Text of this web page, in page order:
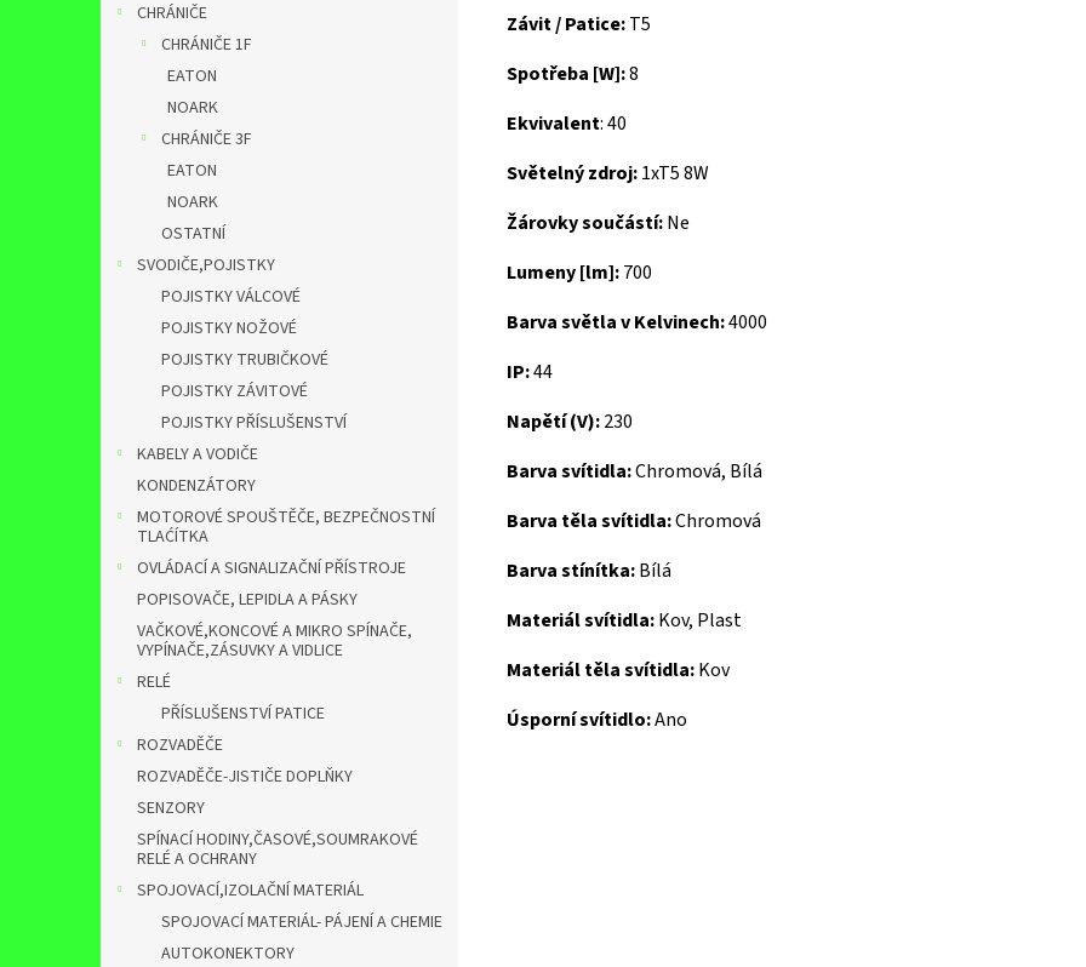
CHRÁNIČE
CHRÁNIČE 1F
EATON
NOARK
CHRÁNIČE 3F
EATON
NOARK
OSTATNÍ
SVODIČE,POJISTKY
POJISTKY VÁLCOVÉ
POJISTKY NOŽOVÉ
POJISTKY TRUBIČKOVÉ
POJISTKY ZÁVITOVÉ
POJISTKY PŘÍSLUŠENSTVÍ
KABELY A VODIČE
KONDENZÁTORY
MOTOROVÉ SPOUŠTĚČE, BEZPEČNOSTNÍ
TLAĆÍTKA
OVLÁDACÍ A SIGNALIZAČNÍ PŘÍSTROJE
POPISOVAČE, LEPIDLA A PÁSKY
VAČKOVÉ,KONCOVÉ A MIKRO SPÍNAČE,
VYPÍNAČE,ZÁSUVKY A VIDLICE
RELÉ
PŘÍSLUŠENSTVÍ PATICE
ROZVADĚČE
ROZVADĚČE-JISTIČE DOPLŇKY
SENZORY
SPÍNACÍ HODINY,ČASOVÉ,SOUMRAKOVÉ
RELÉ A OCHRANY
SPOJOVACÍ,IZOLAČNÍ MATERIÁL
SPOJOVACÍ MATERIÁL- PÁJENÍ A CHEMIE
AUTOKONEKTORY
Závit / Patice:T5
Spotřeba [W]:8
Ekvivalent: 40
Světelný zdroj:1xT5 8W
Žárovky součástí:Ne
Lumeny [lm]:700
Barva světla v Kelvinech:4000
IP:44
Napětí (V):230
Barva svítidla:Chromová, Bílá
Barva těla svítidla:Chromová
Barva stínítka:Bílá
Materiál svítidla:Kov, Plast
Materiál těla svítidla:Kov
Úsporní svítidlo:Ano